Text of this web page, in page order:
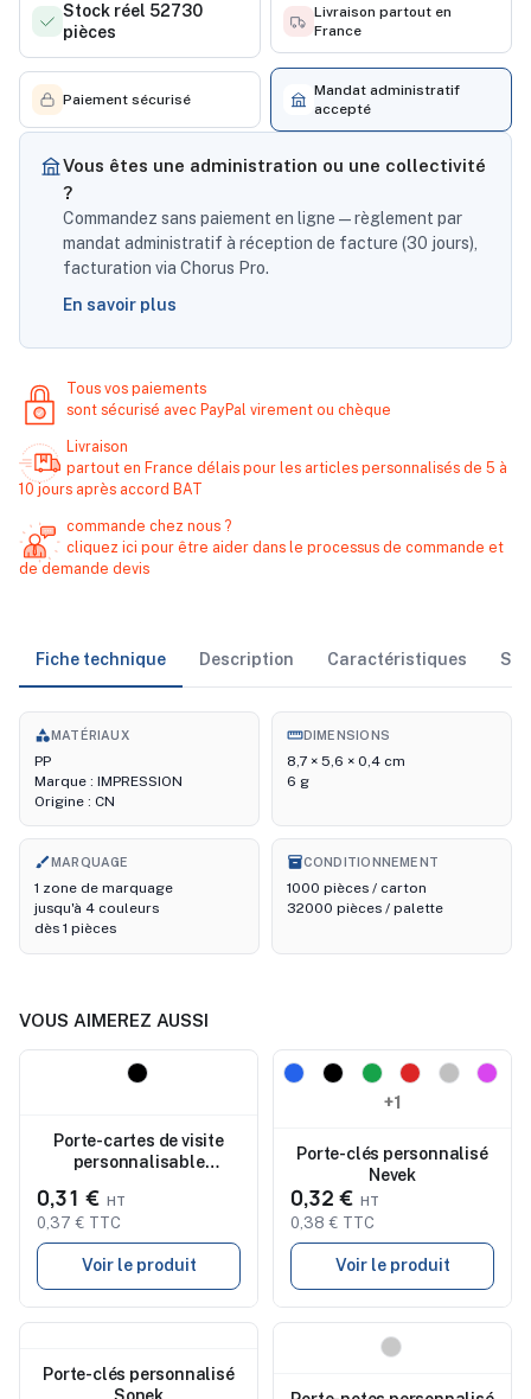
Stock réel 52730
pièces
Livraison partout en
France
Paiement sécurisé
Mandat administratif
accepté
Vous êtes une administration ou une collectivité
?
Commandez sans paiement en ligne — règlement par
mandat administratif à réception de facture (30 jours),
facturation via Chorus Pro.
En savoir plus
Tous vos paiements
sont sécurisé avec PayPal virement ou chèque
Livraison
partout en France délais pour les articles personnalisés de 5 à
10 jours après accord BAT
commande chez nous ?
cliquez ici pour être aider dans le processus de commande et
de demande devis
Fiche technique Description Caractéristiques
categoryMATÉRIAUX
PP
Marque : IMPRESSION
Origine : CN
straightenDIMENSIONS
8,7 × 5,6 × 0,4 cm
6 g
brushMARQUAGE
1 zone de marquage
jusqu'à 4 couleurs
dès 1 pièces
inventory_2
CONDITIONNEMENT
1000 pièces / carton
32000 pièces / palette
VOUS AIMEREZ AUSSI
Porte-cartes de visite
personnalisable
0,31 €
0,37 € TTC
Voir le produit
Nouveau
+1
Porte-clés personnalisé
Nevek
0,32 €
0,38 € TTC
Voir le produit
Porte-clés personnalisé